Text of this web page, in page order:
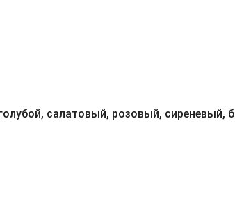
салатовый, розовый, сиреневый,